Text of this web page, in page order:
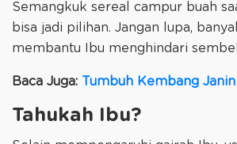
Semangkuk sereal campur buah
bisa jadi pilihan. Jangan lupa,
membantu Ibu menghindari
Baca Juga: Tumbuh Kembang
Tahukah Ibu?